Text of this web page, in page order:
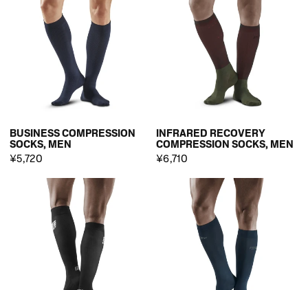
BUSINESS COMPRESSION
SOCKS, MEN
¥5,720
INFRARED RECOVERY
COMPRESSION SOCKS, MEN
¥6,710